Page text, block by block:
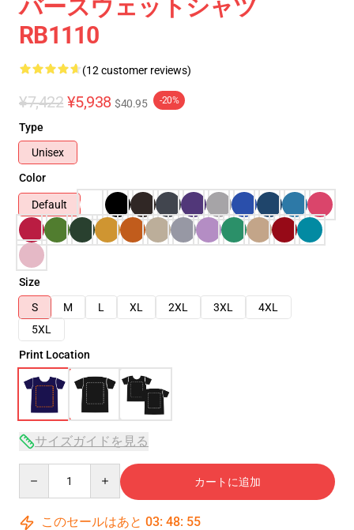
バースウェットシャツ
RB1110
(12 customer reviews)
¥7,422 ¥5,938 $40.95 -20%
Type
Unisex
Color
Default
Size
S
M L XL 2XL 3XL
4XL
5XL
Print Location
サイズガイドを見る
カートに追加
このセールはあと 03: 48: 54